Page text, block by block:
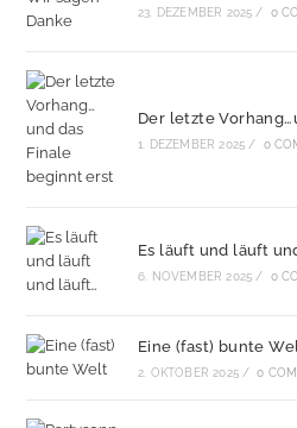
23. DEZEMBER 2025 / 0
Der letzte
1. DEZEMBER 2025 / 0
Es läuft und läuft
6. NOVEMBER 2025 / 0
Eine (fast) bunte
2. OKTOBER 2025 / 0